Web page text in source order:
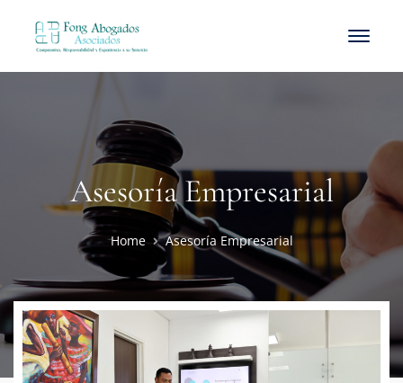
Asesoría Empresarial
Home Asesoría Empresarial